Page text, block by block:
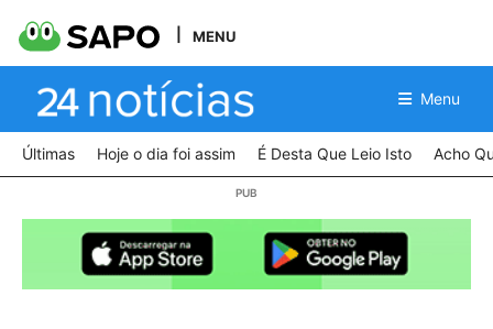
MENU
Menu
Últimas Hoje o dia foi assim É Desta Que Leio Isto Acho